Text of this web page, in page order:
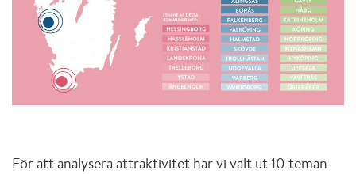
För att analysera attraktivitet har vi valt ut 10 teman